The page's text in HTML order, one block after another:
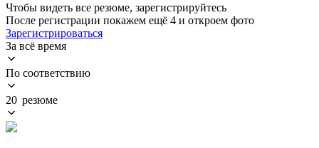
Чтобы видеть все резюме, зарегистрируйтесь
После регистрации покажем ещё 4 и откроем фото
Зарегистрироваться
За всё время
По соответствию
20 резюме